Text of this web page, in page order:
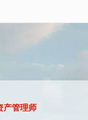
产管理师